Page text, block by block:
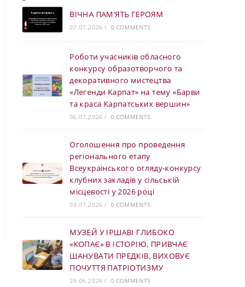
ВІЧНА ПАМ’ЯТЬ ГЕРОЯМ
07.07.2026 / 0 COMMENTS
Роботи учасників обласного
конкурсу образотворчого та
декоративного мистецтва
«Легенди Карпат» на тему «Барви
та краса Карпатських вершин»
06.07.2026 / 0 COMMENTS
Оголошення про проведення
регіонального етапу
Всеукраїнського огляду-конкурсу
клубних закладів у сільській
місцевості у 2026 році
03.07.2026 / 0 COMMENTS
МУЗЕЙ У ІРШАВІ ГЛИБОКО
«КОПАЄ» В ІСТОРІЮ, ПРИВЧАЄ
ШАНУВАТИ ПРЕДКІВ, ВИХОВУЄ
ПОЧУТТЯ ПАТРІОТИЗМУ
29.06.2026 / 0 COMMENTS